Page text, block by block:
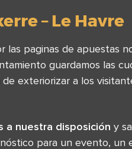
– Le Havre
paginas de apuestas
guardamos las
exteriorizar a los
a nuestra disposición y
para un evento, un